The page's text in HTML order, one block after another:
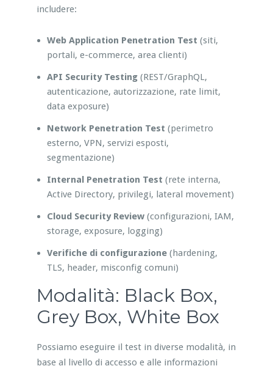
includere:
Web Application Penetration Test (siti,
portali, e-commerce, area clienti)
API Security Testing(REST/GraphQL,
autenticazione, autorizzazione, rate limit,
data exposure)
Network Penetration Test (perimetro
esterno, VPN, servizi esposti,
segmentazione)
Internal Penetration Test (rete interna,
Active Directory, privilegi, lateral movement)
Cloud Security Review(configurazioni, IAM,
storage, exposure, logging)
Verifiche di configurazione(hardening,
TLS, header, misconfig comuni)
Modalità: Black Box,
Grey Box, White Box
Possiamo eseguire il test in diverse modalità, in
base al livello di accesso e alle informazioni